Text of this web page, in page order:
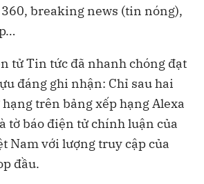
breaking news (tin nóng),
tử Tin tức đã nhanh chóng đạt
đáng ghi nhận: Chỉ sau hai
trên bảng xếp hạng Alexa
tờ báo điện tử chính luận của
Nam với lượng truy cập của
đầu.